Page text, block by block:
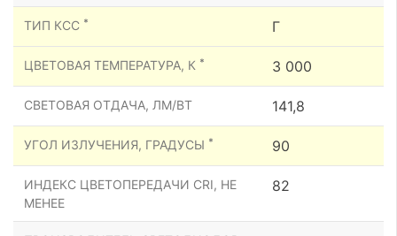
ТИП КСС * Г
ЦВЕТОВАЯ ТЕМПЕРАТУРА, К * 3 000
СВЕТОВАЯ ОТДАЧА, ЛМ/ВТ 141,8
УГОЛ ИЗЛУЧЕНИЯ, ГРАДУСЫ * 90
ИНДЕКС ЦВЕТОПЕРЕДАЧИ CRI, НЕ
МЕНЕЕ
82